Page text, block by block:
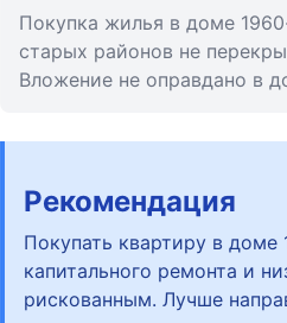
Покупка жилья в доме
старых районов не
Вложение не оправдано в
Рекомендация
Покупать квартиру в доме
капитального ремонта и
рискованным. Лучше